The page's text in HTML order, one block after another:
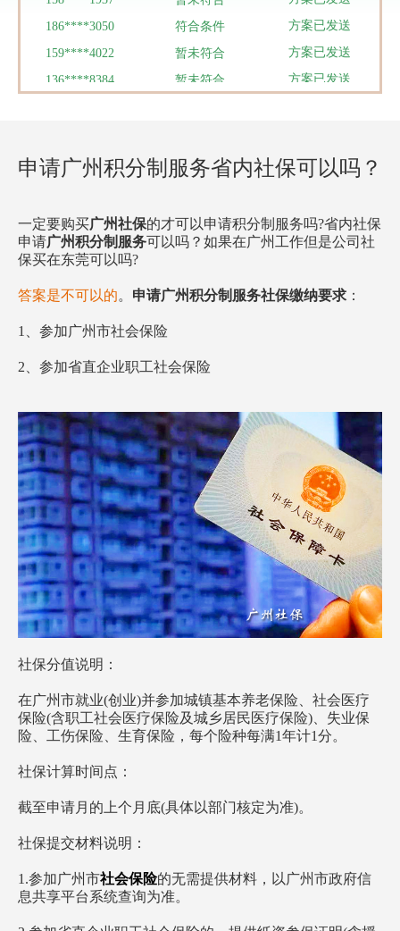
186****3050 符合条件 方案已发送
159****4022 暂未符合 方案已发送
136****8384 暂未符合 方案已发送
方案已发送
187****1303 暂未符合 方案已发送
189****2466 符合条件 方案已发送
185****8446
138****9527 暂未符合 方案已发送
申请广州积分制服务省内社保可以吗？
一定要购买广州社保的才可以申请积分制服务吗?省内社保
申请广州积分制服务可以吗？如果在广州工作但是公司社
保买在东莞可以吗?
答案是不可以的。 申请广州积分制服务社保缴纳要求 ：
1、参加广州市社会保险
2、参加省直企业职工社会保险
社保分值说明：
在广州市就业(创业)并参加城镇基本养老保险、社会医疗
保险(含职工社会医疗保险及城乡居民医疗保险)、失业保
险、工伤保险、生育保险，每个险种每满1年计1分。
社保计算时间点：
截至申请月的上个月底(具体以部门核定为准)。
社保提交材料说明：
1.参加广州市社会保险的无需提供材料，以广州市政府信
息共享平台系统查询为准。